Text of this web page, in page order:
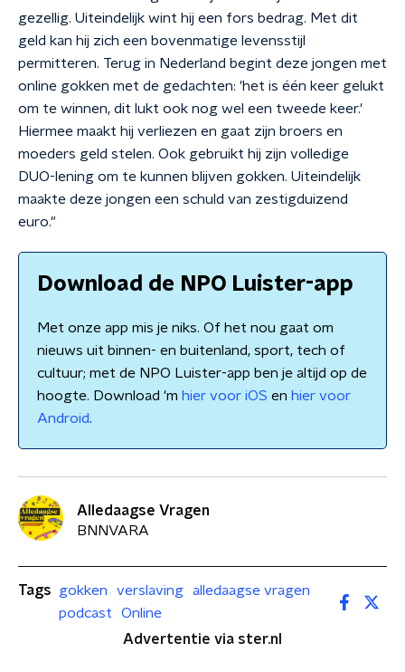
gezellig. Uiteindelijk wint hij een fors bedrag. Met dit
geld kan hij zich een bovenmatige levensstijl
permitteren. Terug in Nederland begint deze jongen met
online gokken met de gedachten: 'het is één keer gelukt
om te winnen, dit lukt ook nog wel een tweede keer.'
Hiermee maakt hij verliezen en gaat zijn broers en
moeders geld stelen. Ook gebruikt hij zijn volledige
DUO-lening om te kunnen blijven gokken. Uiteindelijk
maakte deze jongen een schuld van zestigduizend
euro."
Download de NPO Luister-app
Met onze app mis je niks. Of het nou gaat om
nieuws uit binnen- en buitenland, sport, tech of
cultuur; met de NPO Luister-app ben je altijd op de
hoogte. Download 'm hier voor iOS en hier voor
Android.
Alledaagse Vragen
BNNVARA
Tags gokken verslaving
alledaagse vragen
podcast
Online
Advertentie via ster.nl